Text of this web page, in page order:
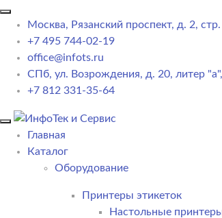
Москва, Рязанский проспект, д. 2,
+7 495 744-02-19
office@infots.ru
СПб, ул. Возрождения, д. 20, литер
+7 812 331-35-64
Главная
Каталог
Оборудование
Принтеры этикеток
Настольные